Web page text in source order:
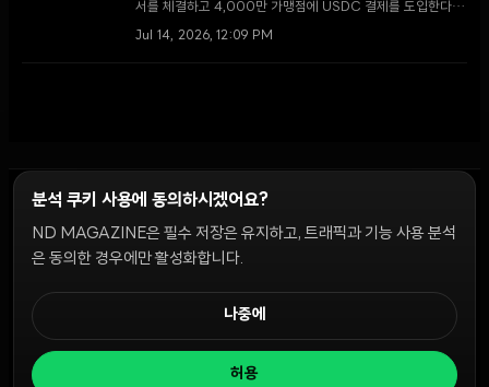
서를 체결하고 4,000만 가맹점에 USDC 결제를 도입한다.
이는 일본 금융청의 규제 개편에 따른 조치로, 현금 중심의 일
Jul 14, 2026, 12:09 PM
윤리 원칙 Discord 봇캠페인 가이드커뮤니티 랭킹
쿠키 설정
공시 및 정책:
분석 쿠키 사용에 동의하시겠어요?
ND MAGAZINE은 필수 저장은 유지하고, 트래픽과 기능 사용 분석
은 동의한 경우에만 활성화합니다.
나중에
허용